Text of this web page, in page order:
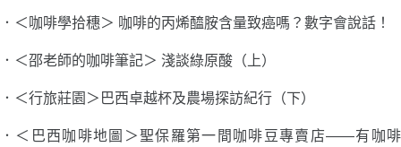
．＜咖啡學拾穗＞ 咖啡的丙烯醯胺含量致癌嗎？數字會說話！
．＜邵老師的咖啡筆記＞ 淺談綠原酸（上）
．＜行旅莊園＞巴西卓越杯及農場探訪紀行（下）
．＜巴西咖啡地圖＞聖保羅第一間咖啡豆專賣店——有咖啡